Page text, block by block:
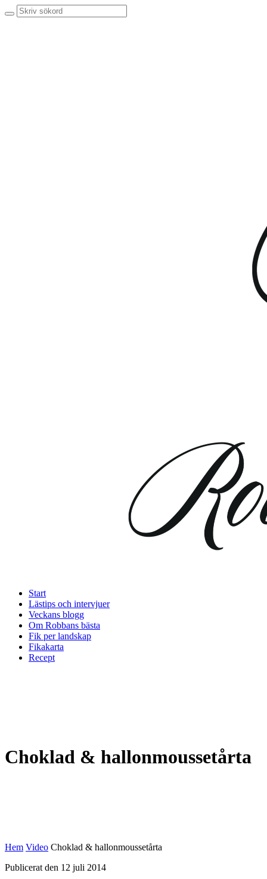
Start
Lästips och intervjuer
Veckans blogg
Om Robbans bästa
Fik per landskap
Fikakarta
Recept
Choklad & hallonmoussetårta
Hem Video Choklad & hallonmoussetårta
Publicerat den 12 juli 2014